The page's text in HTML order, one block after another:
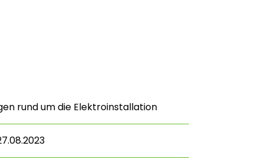
rund um die Elektroinstallation